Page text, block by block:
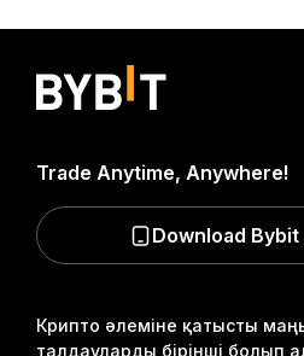
Крипто әлеміне қатысты
талдауларды бірінші болып
Trade Anytime, Anywhere!
Download Bybit